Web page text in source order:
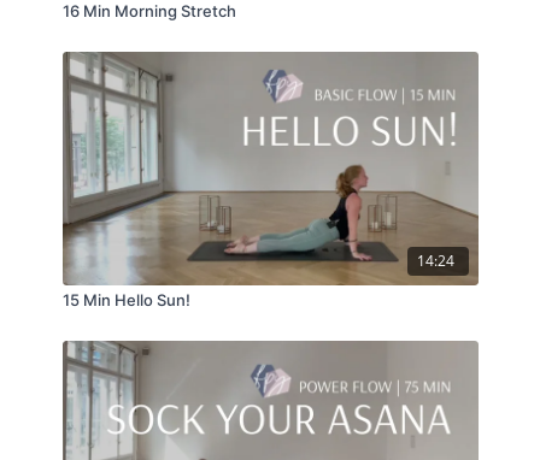
16 Min Morning Stretch
14:24
15 Min Hello Sun!